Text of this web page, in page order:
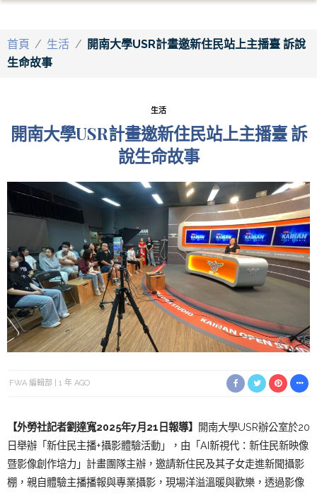
首頁 / 生活 / 開南大學USR計畫邀新住民站上主播臺 訴說
生命故事
生活
開南大學USR計畫邀新住民站上主播臺 訴
說生命故事
FWA 編輯部 1 年 AGO
【外勞社記者劉達寬2025年7月21日報導】
開南大學USR辦公室於20
日舉辦「新住民主播+攝影體驗活動」，由「AI新視代：新住民新映像
暨影像創作培力」計畫團隊主辦，邀請新住民及其子女走進新聞攝影
棚，親自體驗主播播報與專業攝影，現場洋溢溫暖與歡樂，透過影像